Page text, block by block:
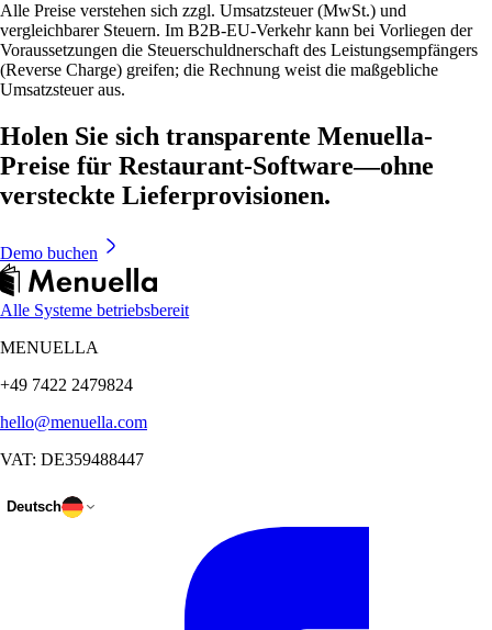
Alle Preise verstehen sich zzgl. Umsatzsteuer (MwSt.) und
vergleichbarer Steuern. Im B2B-EU-Verkehr kann bei Vorliegen der
Voraussetzungen die Steuerschuldnerschaft des Leistungsempfängers
(Reverse Charge) greifen; die Rechnung weist die maßgebliche
Umsatzsteuer aus.
Holen Sie sich transparente Menuella-
Preise für Restaurant-Software—ohne
versteckte Lieferprovisionen.
Demo buchen
Alle Systeme betriebsbereit
MENUELLA
+49 7422 2479824
hello@menuella.com
VAT: DE359488447
Deutsch